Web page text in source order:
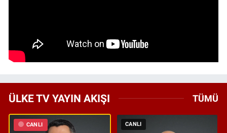
ÜLKE TV YAYIN AKIŞI TÜMÜ
CANLI CANLI